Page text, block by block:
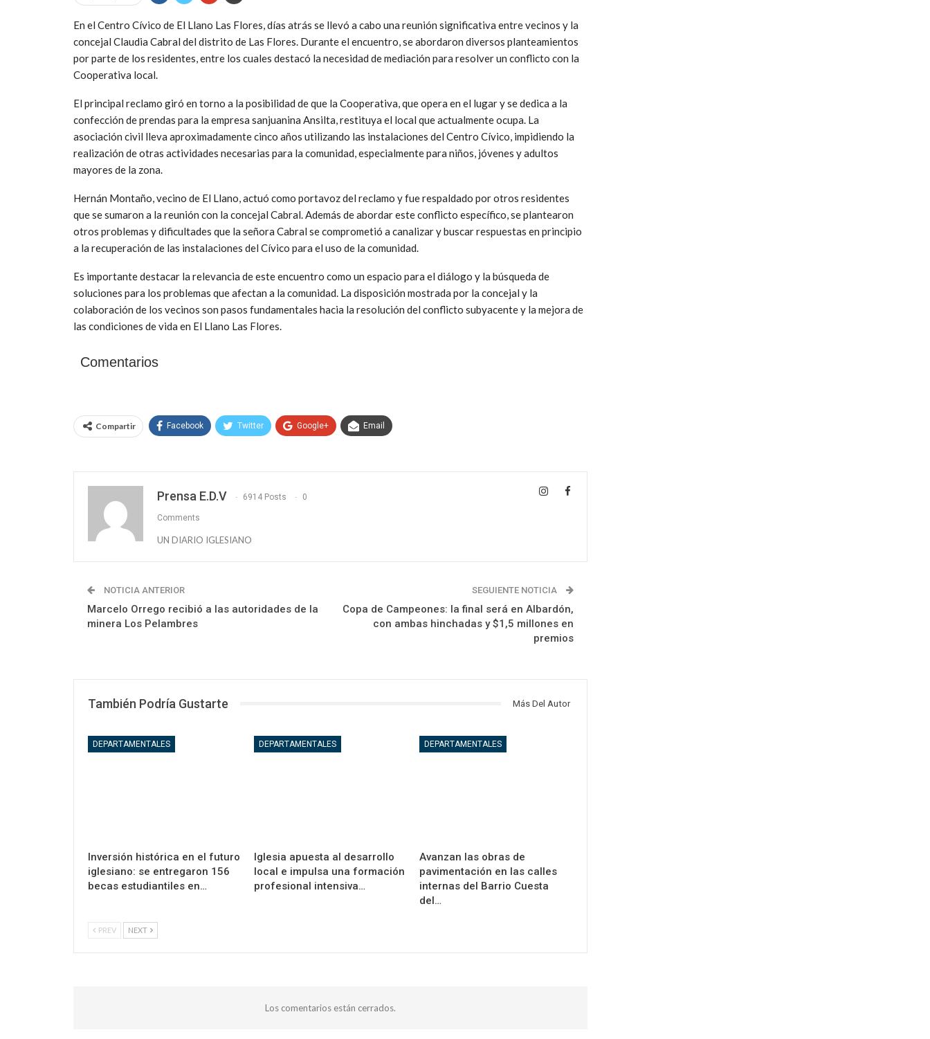
En el Centro Cívico de El Llano Las Flores, días atrás se llevó a cabo una reunión significativa entre vecinos y la
concejal Claudia Cabral del distrito de Las Flores. Durante el encuentro, se abordaron diversos planteamientos
por parte de los residentes, entre los cuales destacó la necesidad de mediación para resolver un conflicto con la
Cooperativa local.
El principal reclamo giró en torno a la posibilidad de que la Cooperativa, que opera en el lugar y se dedica a la
confección de prendas para la empresa sanjuanina Ansilta, restituya el local que actualmente ocupa. La
asociación civil lleva aproximadamente cinco años utilizando las instalaciones del Centro Cívico, impidiendo la
realización de otras actividades necesarias para la comunidad, especialmente para niños, jóvenes y adultos
mayores de la zona.
Hernán Montaño, vecino de El Llano, actuó como portavoz del reclamo y fue respaldado por otros residentes
que se sumaron a la reunión con la concejal Cabral. Además de abordar este conflicto específico, se plantearon
otros problemas y dificultades que la señora Cabral se comprometió a canalizar y buscar respuestas en principio
a la recuperación de las instalaciones del Cívico para el uso de la comunidad.
Es importante destacar la relevancia de este encuentro como un espacio para el diálogo y la búsqueda de
soluciones para los problemas que afectan a la comunidad. La disposición mostrada por la concejal y la
colaboración de los vecinos son pasos fundamentales hacia la resolución del conflicto subyacente y la mejora de
las condiciones de vida en El Llano Las Flores.
Comentarios
Compartir Facebook Twitter Google+ Email
Prensa E.D.V 6914 Posts 0
Comments
UN DIARIO IGLESIANO
NOTICIA ANTERIOR
Marcelo Orrego recibió a las autoridades de la
minera Los Pelambres
SEGUIENTE NOTICIA
Copa de Campeones: la final será en Albardón,
con ambas hinchadas y $1,5 millones en
premios
También Podría Gustarte Más Del Autor
DEPARTAMENTALES
Inversión histórica en el futuro
iglesiano: se entregaron 156
becas estudiantiles en…
DEPARTAMENTALES
Iglesia apuesta al desarrollo
local e impulsa una formación
profesional intensiva…
DEPARTAMENTALES
Avanzan las obras de
pavimentación en las calles
internas del Barrio Cuesta
del…
PREV NEXT
Los comentarios están cerrados.